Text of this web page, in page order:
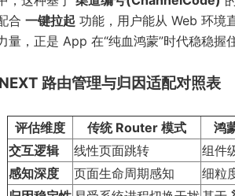
合 一键拉起 功能，用户能从 Web 环境
量，正是 App 在“纯血鸿蒙”时代稳稳握
路由管理与归因适配对照表
评估维度 传统 Router 模式
鸿
交互逻辑
线性页面跳转
组件
感知深度
页面生命周期感知
细粒